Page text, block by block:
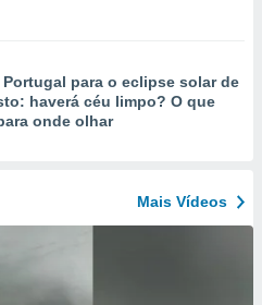
Portugal para o eclipse solar de
haverá céu limpo? O que
onde olhar
Mais Vídeos